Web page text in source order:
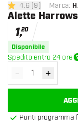
4.6 stelle di
4.6 [9] Marca:
Alette
1,20
Disponibile
Spedito entro 24 ore
Diminuisci
- +
Punti programma